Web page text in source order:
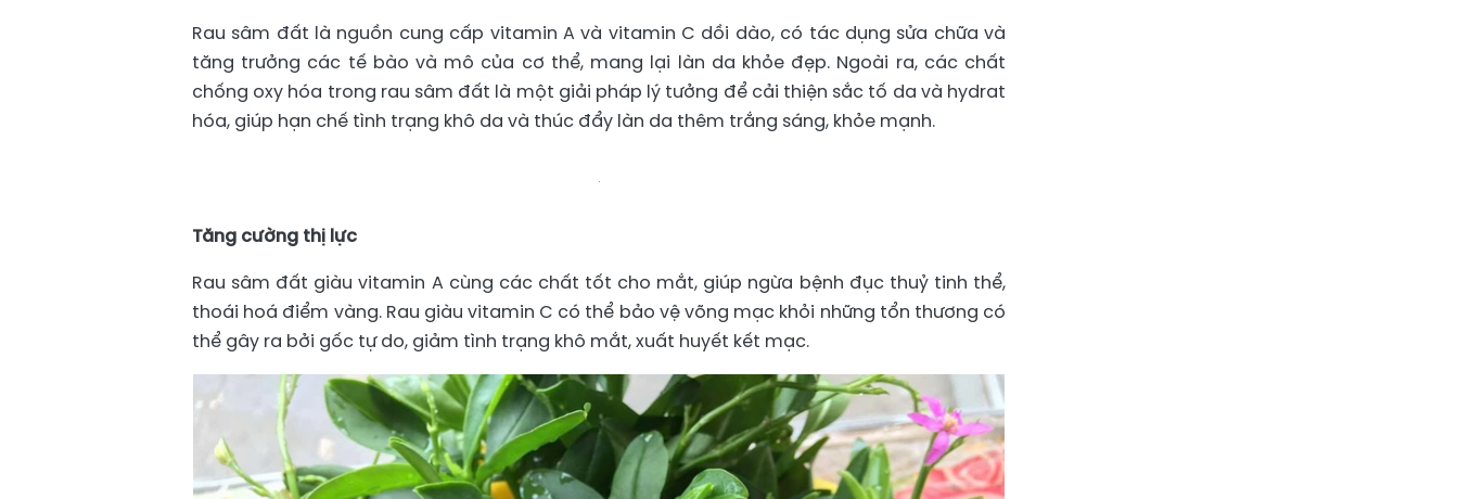
Rau sâm đất là nguồn cung cấp vitamin A và vitamin C dồi dào, có tác dụng sửa chữa và
tăng trưởng các tế bào và mô của cơ thể, mang lại làn da khỏe đẹp. Ngoài ra, các chất
chống oxy hóa trong rau sâm đất là một giải pháp lý tưởng để cải thiện sắc tố da và hydrat
hóa, giúp hạn chế tình trạng khô da và thúc đẩy làn da thêm trắng sáng, khỏe mạnh.
Tăng cường thị lực
Rau sâm đất giàu vitamin A cùng các chất tốt cho mắt, giúp ngừa bệnh đục thuỷ tinh thể,
thoái hoá điểm vàng. Rau giàu vitamin C có thể bảo vệ võng mạc khỏi những tổn thương có
thể gây ra bởi gốc tự do, giảm tình trạng khô mắt, xuất huyết kết mạc.